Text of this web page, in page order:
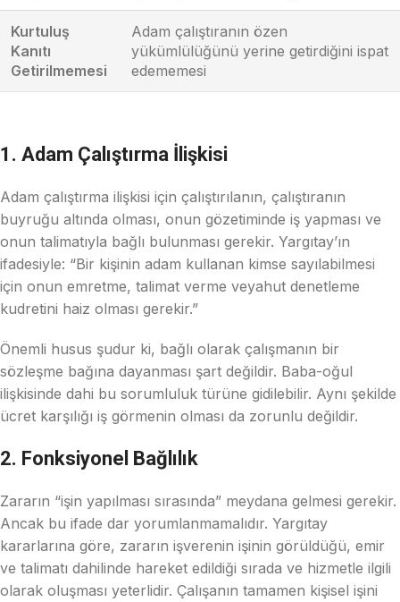
Kurtuluş
Kanıtı
Getirilmemesi
Adam çalıştıranın özen
yükümlülüğünü yerine getirdiğini ispat
edememesi
1. Adam Çalıştırma İlişkisi
Adam çalıştırma ilişkisi için çalıştırılanın, çalıştıranın
buyruğu altında olması, onun gözetiminde iş yapması ve
onun talimatıyla bağlı bulunması gerekir. Yargıtay’ın
ifadesiyle: “Bir kişinin adam kullanan kimse sayılabilmesi
için onun emretme, talimat verme veyahut denetleme
kudretini haiz olması gerekir.”
Önemli husus şudur ki, bağlı olarak çalışmanın bir
sözleşme bağına dayanması şart değildir. Baba-oğul
ilişkisinde dahi bu sorumluluk türüne gidilebilir. Aynı şekilde
ücret karşılığı iş görmenin olması da zorunlu değildir.
2. Fonksiyonel Bağlılık
Zararın “işin yapılması sırasında” meydana gelmesi gerekir.
Ancak bu ifade dar yorumlanmamalıdır. Yargıtay
kararlarına göre, zararın işverenin işinin görüldüğü, emir
ve talimatı dahilinde hareket edildiği sırada ve hizmetle ilgili
olarak oluşması yeterlidir. Çalışanın tamamen kişisel işini